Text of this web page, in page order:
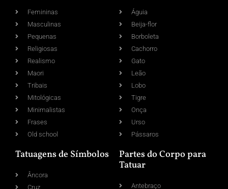
Femininas
Masculinas
Pequenas
Religiosas
Realismo
Maori
Tribais
Mitológicas
Minimalistas
Frases
Old school
Águia
Beija-flor
Borboleta
Cachorro
Gato
Leão
Lobo
Tigre
Onça
Urso
Pássaros
Tatuagens de Símbolos
Âncora
Cruz
Partes do Corpo para
Tatuar
Antebraço